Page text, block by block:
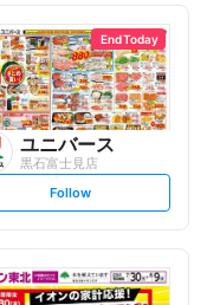
l
o
w
End Today
ユニバース
黒石富士見店
s
l
o
w
Follow